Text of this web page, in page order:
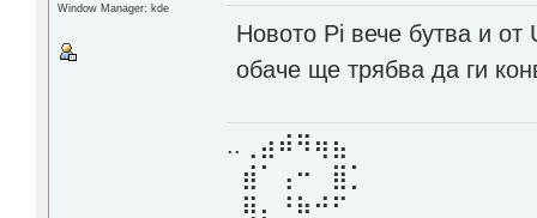
Window Manager: kde
Новото Pi вече бутва и
обаче ще трябва да ги
..⢀⣴⠾⠻⢶⣦⠀
⣾⠁⢠⠒⠀⣿⡁
⢿⡄⠘⠷⠚⠋